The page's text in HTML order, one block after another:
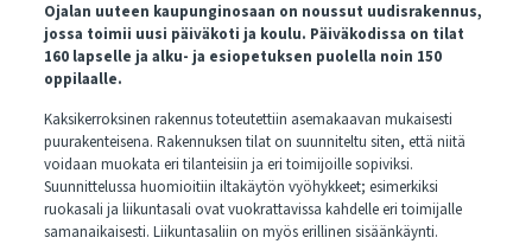
Ojalan uuteen kaupunginosaan on noussut uudisrakennus,
jossa toimii uusi päiväkoti ja koulu. Päiväkodissa on tilat
160 lapselle ja alku- ja esiopetuksen puolella noin 150
oppilaalle.
Kaksikerroksinen rakennus toteutettiin asemakaavan mukaisesti
puurakenteisena. Rakennuksen tilat on suunniteltu siten, että niitä
voidaan muokata eri tilanteisiin ja eri toimijoille sopiviksi.
Suunnittelussa huomioitiin iltakäytön vyöhykkeet; esimerkiksi
ruokasali ja liikuntasali ovat vuokrattavissa kahdelle eri toimijalle
samanaikaisesti. Liikuntasaliin on myös erillinen sisäänkäynti.